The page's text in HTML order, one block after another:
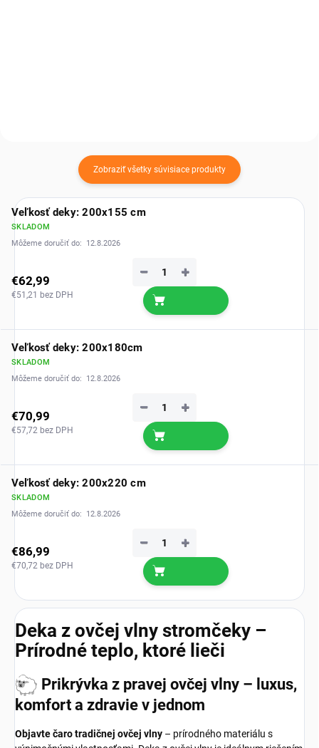
Zobraziť všetky súvisiace produkty
Veľkosť deky: 200x155 cm
SKLADOM
Môžeme doručiť do:
12.8.2026
€62,99
€51,21 bez DPH
+
−
Veľkosť deky: 200x180cm
SKLADOM
Môžeme doručiť do:
12.8.2026
€70,99
€57,72 bez DPH
+
−
Veľkosť deky: 200x220 cm
SKLADOM
Môžeme doručiť do:
12.8.2026
€86,99
€70,72 bez DPH
+
−
Deka z ovčej vlny stromčeky –
Prírodné teplo, ktoré lieči
Prikrývka z pravej ovčej vlny – luxus,
komfort a zdravie v jednom
Objavte čaro tradičnej ovčej vlny – prírodného materiálu s